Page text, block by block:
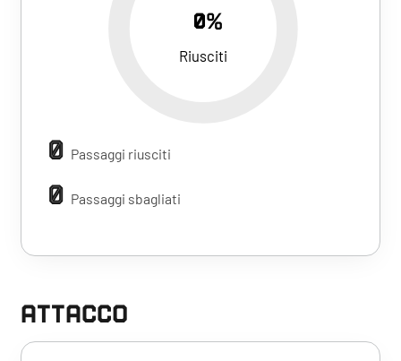
0%
Riusciti
0 Passaggi riusciti
0 Passaggi sbagliati
ATTACCO